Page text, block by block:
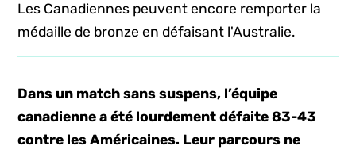
Les Canadiennes peuvent encore remporter la
médaille de bronze en défaisant l'Australie.
Dans un match sans suspens, l’équipe
canadienne a été lourdement défaite 83-43
contre les Américaines. Leur parcours ne